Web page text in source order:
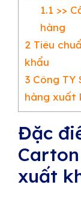
1.1 >>
hàng
2 Tiêu
khẩu
3 Công
hàng xuất
Đặc
xuất